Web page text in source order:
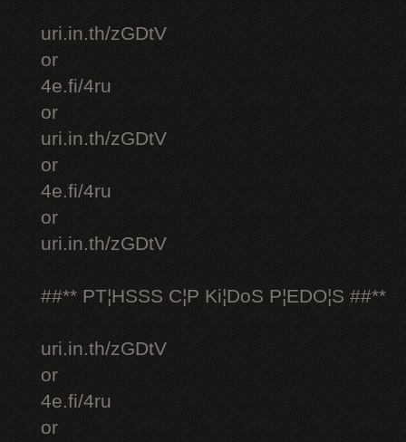
uri.in.th/zGDtV
or
4e.fi/4ru
or
uri.in.th/zGDtV
or
4e.fi/4ru
or
uri.in.th/zGDtV
##** PT¦HSSS C¦P Ki¦DoS P¦EDO¦S ##**
uri.in.th/zGDtV
or
4e.fi/4ru
or